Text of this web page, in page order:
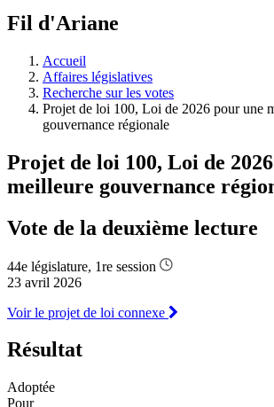
à
législative.
Fil d'Ariane
Accueil
Affaires législatives
Recherche sur les votes
Projet de loi 100, Loi de 2026 pour une
gouvernance régionale
Projet de loi 100, Loi de
meilleure gouvernance
Vote de la deuxième lecture
44e législature, 1re session
23 avril 2026
Voir le projet de loi connexe
Résultat
Adoptée
Pour